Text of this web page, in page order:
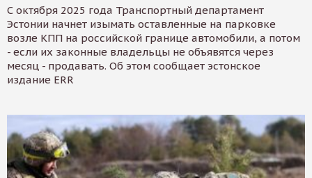
С октября 2025 года Транспортный департамент
Эстонии начнет изымать оставленные на парковке
возле КПП на российской границе автомобили, а потом
- если их законные владельцы не объявятся через
месяц - продавать. Об этом сообщает эстонское
издание ERR